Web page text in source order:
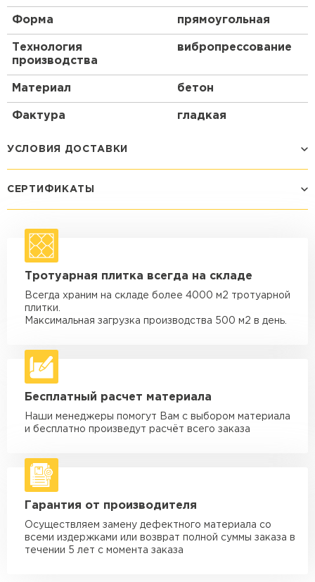
Форма прямоугольная
Технология
производства
вибропрессование
Материал бетон
Фактура гладкая
УСЛОВИЯ ДОСТАВКИ
макс. длина груза 4 м
Машина - 1,5 тн до 20 м3
макс. длина груза 4 м
Машина - 3,5 тн до 30 м3
макс. длина груза 6 м
макс. длина груза 6 м
Машина - 10 тн до 50 м3
макс. длина груза 8 м
Машина - 20 тн до 80 м3
от 5 500 ₽
Манипулятор до 5 тн
макс. длина груза 5 м
Манипулятор до 10 тн
макс. длина груза 10 м
Манипулятор до 15 тн
СЕРТИФИКАТЫ
Тротуарная плитка всегда на складе
Всегда храним на складе более 4000 м2 тротуарной
плитки.
Максимальная загрузка производства 500 м2 в день.
Бесплатный расчет материала
Наши менеджеры помогут Вам с выбором материала
и бесплатно произведут расчёт всего заказа
Гарантия от производителя
Осуществляем замену дефектного материала со
всеми издержками или возврат полной суммы заказа в
течении 5 лет с момента заказа